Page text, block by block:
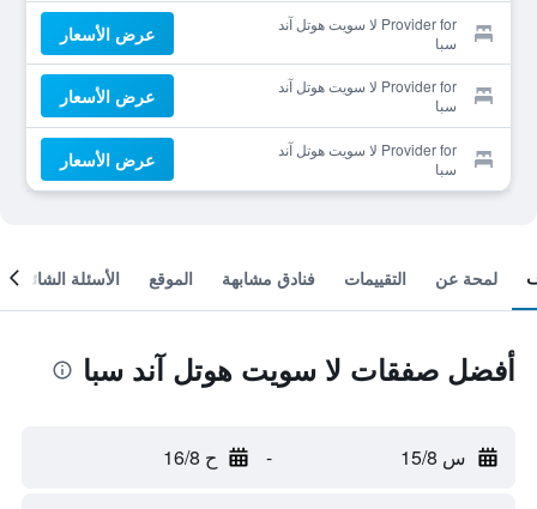
Provider for لا سويت هوتل آند
سبا
عرض الأسعار
Provider for لا سويت هوتل آند
سبا
عرض الأسعار
Provider for لا سويت هوتل آند
سبا
عرض الأسعار
لمحة عن التقييمات فنادق مشابهة الموقع الأسئلة الشائعة
أفضل صفقات لا سويت هوتل آند سبا
س 15/8 - ح 16/8